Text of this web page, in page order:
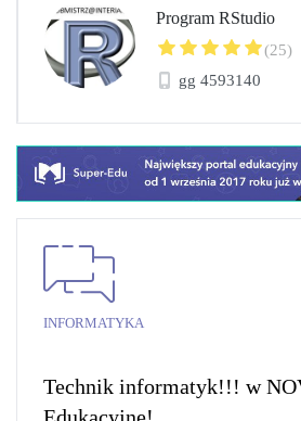
Program RStudio
(25)
gg 4593140
INFORMATYKA
Technik informatyk!!! w